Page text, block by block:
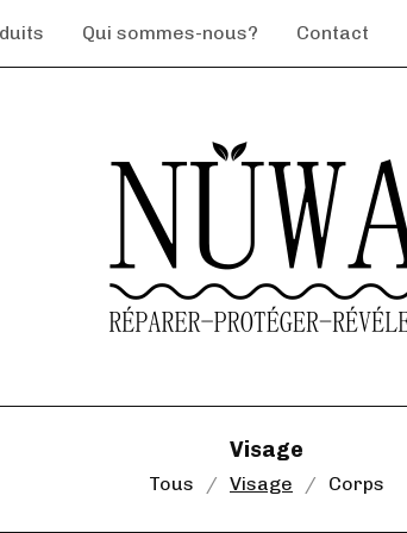
Qui sommes-nous? Contact
Visage
Tous Visage Corps